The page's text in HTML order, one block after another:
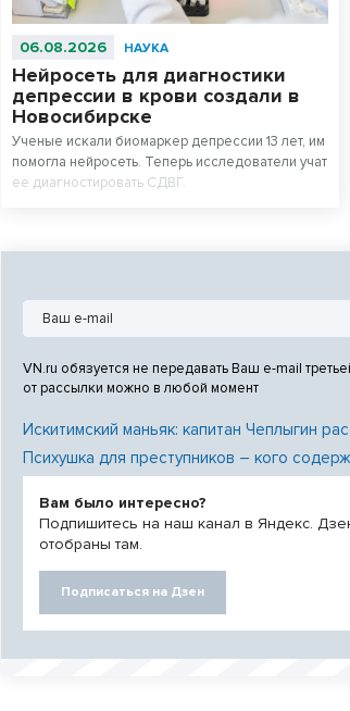
06.08.2026 НАУКА
Нейросеть для диагностики
депрессии в крови создали в
Новосибирске
Ученые искали биомаркер депрессии 13 лет, им
помогла нейросеть. Теперь исследователи учат
ее диагностировать СДВГ.
VN.ru обязуется не передавать Ваш e-mail
от рассылки можно в любой момент
Искитимский маньяк: капитан Чеплыгин
Психушка для преступников – кого
Вам было интересно?
Подпишитесь на наш канал в Яндекс.
отобраны там.
Подписаться на Дзен